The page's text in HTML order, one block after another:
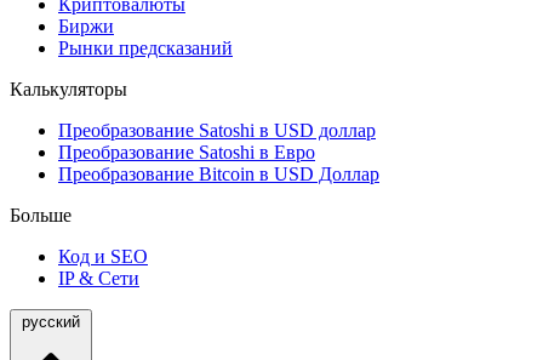
Биржи
Рынки предсказаний
Калькуляторы
Преобразование Satoshi в USD доллар
Преобразование Satoshi в Евро
Преобразование Bitcoin в USD Доллар
Больше
Код и SEO
IP & Сети